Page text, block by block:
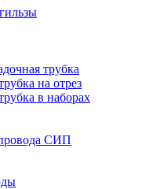
трубка
на отрез
в наборах
СИП